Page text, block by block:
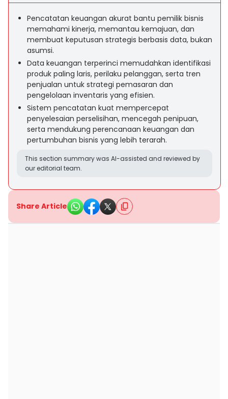
Pencatatan keuangan akurat bantu pemilik bisnis
memahami kinerja, memantau kemajuan, dan
membuat keputusan strategis berbasis data, bukan
asumsi.
Data keuangan terperinci memudahkan identifikasi
produk paling laris, perilaku pelanggan, serta tren
penjualan untuk strategi pemasaran dan
pengelolaan inventaris yang efisien.
Sistem pencatatan kuat mempercepat
penyelesaian perselisihan, mencegah penipuan,
serta mendukung perencanaan keuangan dan
pertumbuhan bisnis yang lebih terarah.
This section summary was AI-assisted and reviewed by
our editorial team.
Share Article